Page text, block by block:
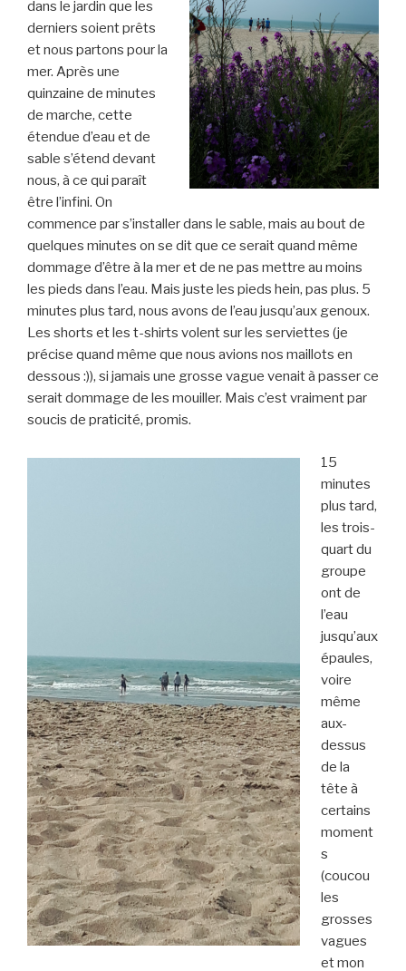
dans le jardin que les
derniers soient prêts
et nous partons pour la
mer. Après une
quinzaine de minutes
de marche, cette
étendue d’eau et de
sable s’étend devant
nous, à ce qui paraît
être l’infini. On
commence par s’installer dans le sable, mais au bout de
quelques minutes on se dit que ce serait quand même
dommage d’être à la mer et de ne pas mettre au moins
les pieds dans l’eau. Mais juste les pieds hein, pas plus. 5
minutes plus tard, nous avons de l’eau jusqu’aux genoux.
Les shorts et les t-shirts volent sur les serviettes (je
précise quand même que nous avions nos maillots en
dessous :)), si jamais une grosse vague venait à passer ce
serait dommage de les mouiller. Mais c’est vraiment par
soucis de praticité, promis.
15
minutes
plus tard,
les trois-
quart du
groupe
ont de
l’eau
jusqu’aux
épaules,
voire
même
aux-
dessus
de la
tête à
certains
moment
s
(coucou
les
grosses
vagues
et mon